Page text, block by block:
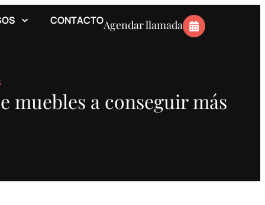
CONTACTOAgendar llamada
muebles a conseguir más